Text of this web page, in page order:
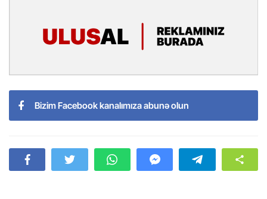
Bizim Facebook kanalımıza abunə olun